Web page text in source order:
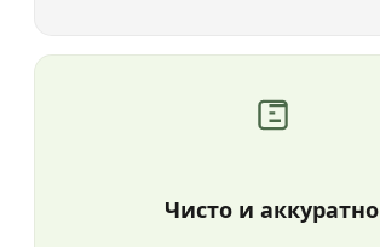
Чисто и аккуратно